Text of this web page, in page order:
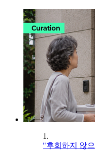
1.
"후회하지 않